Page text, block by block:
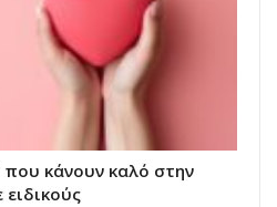
κάνουν καλό στην